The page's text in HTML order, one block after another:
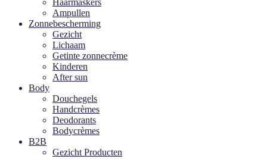
Haarmaskers
Ampullen
Zonnebescherming
Gezicht
Lichaam
Getinte zonnecrème
Kinderen
After sun
Body
Douchegels
Handcrèmes
Deodorants
Bodycrèmes
B2B
Gezicht Producten